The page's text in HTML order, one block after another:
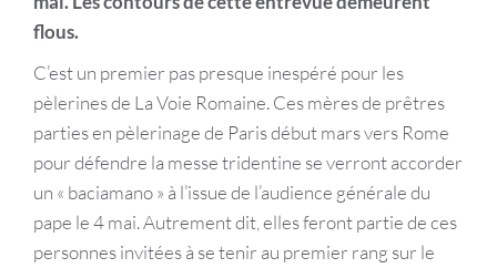
flous.
C’est un premier pas presque inespéré pour les
pèlerines de La Voie Romaine. Ces mères de prêtres
parties en pèlerinage de Paris début mars vers Rome
pour défendre la messe tridentine se verront accorder
un « baciamano » à l’issue de l’audience générale du
pape le 4 mai. Autrement dit, elles feront partie de ces
personnes invitées à se tenir au premier rang sur le